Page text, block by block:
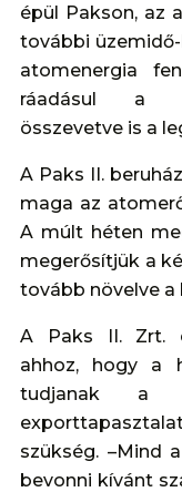
épül Pakson, az
további
atomenergia
ráadásul a
összevetve is a
A Paks II.
maga az
A múlt héten
megerősítjük a
tovább növelve
A Paks II. Zrt.
ahhoz, hogy a
tudjanak a
szükség. –Mind
bevonni kívánt